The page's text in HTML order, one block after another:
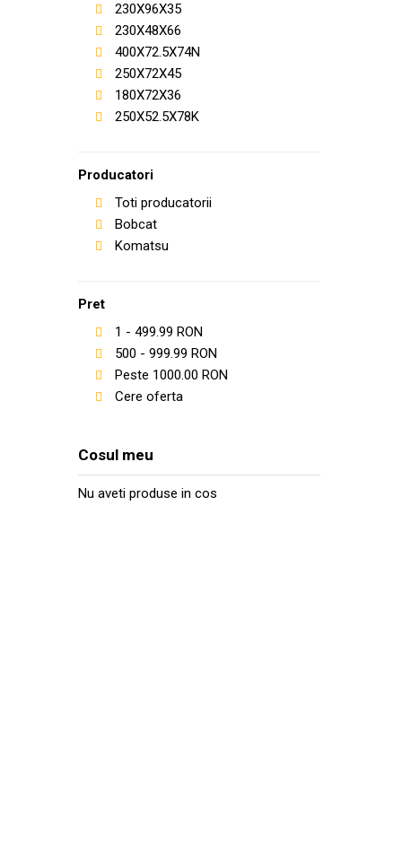
230X96X35
230X48X66
400X72.5X74N
250X72X45
180X72X36
250X52.5X78K
Producatori
Toti producatorii
Bobcat
Komatsu
Pret
1 - 499.99 RON
500 - 999.99 RON
Peste 1000.00 RON
Cere oferta
Cosul meu
Nu aveti produse in cos